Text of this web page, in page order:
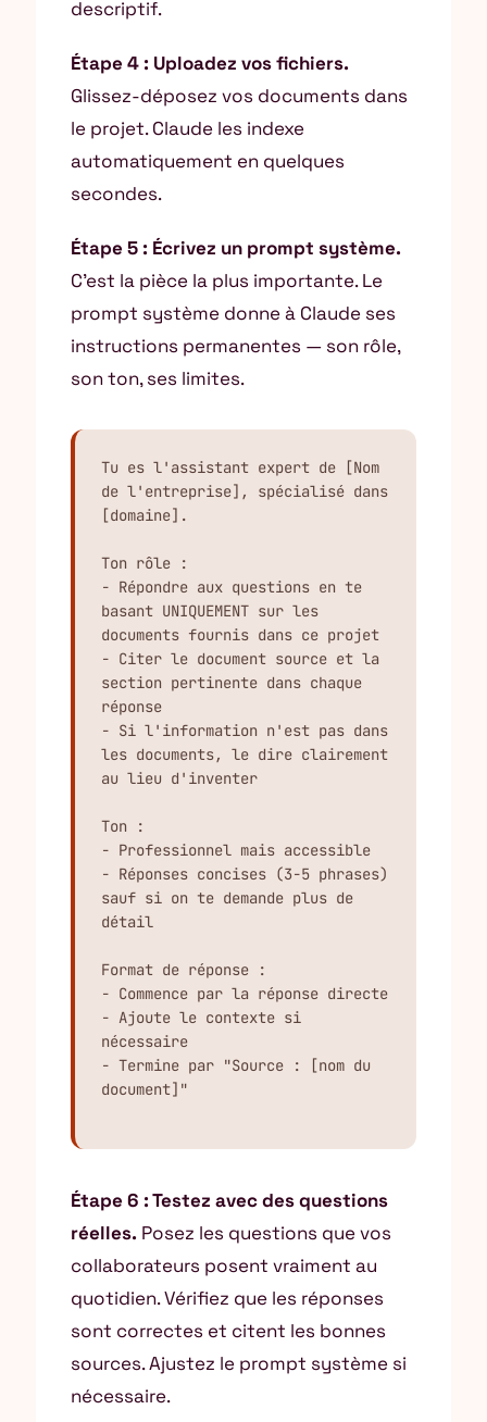
descriptif.
Étape 4 : Uploadez vos fichiers.
Glissez-déposez vos documents dans
le projet. Claude les indexe
automatiquement en quelques
secondes.
Étape 5 : Écrivez un prompt système.
C’est la pièce la plus importante. Le
prompt système donne à Claude ses
instructions permanentes — son rôle,
son ton, ses limites.
Tu es l'assistant expert de [Nom
de l'entreprise], spécialisé dans
[domaine].
Ton rôle :
- Répondre aux questions en te
basant UNIQUEMENT sur les
documents fournis dans ce projet
- Citer le document source et la
section pertinente dans chaque
réponse
- Si l'information n'est pas dans
les documents, le dire clairement
au lieu d'inventer
Ton :
- Professionnel mais accessible
- Réponses concises (3-5 phrases)
sauf si on te demande plus de
détail
Format de réponse :
- Commence par la réponse directe
- Ajoute le contexte si
nécessaire
- Termine par "Source : [nom du
document]"
Étape 6 : Testez avec des questions
réelles. Posez les questions que vos
collaborateurs posent vraiment au
quotidien. Vérifiez que les réponses
sont correctes et citent les bonnes
sources. Ajustez le prompt système si
nécessaire.